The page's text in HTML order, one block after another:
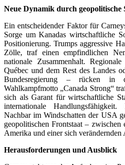
Neue Dynamik durch geopolitische
Ein entscheidender Faktor für
Sorge um Kanadas wirtschaftliche
Positionierung. Trumps aggressive
Zölle, traf einen empfindlichen
nationale Zusammenhalt.
Québec und dem Rest des Landes
Bundesregierung – rücken in
Wahlkampfmotto „Canada Strong“
sich als Garant für wirtschaftliche
internationale
Nachbar im Windschatten der USA
geopolitischen Frontstaat – zwischen
Amerika und einer sich verändernden
Herausforderungen und Ausblick